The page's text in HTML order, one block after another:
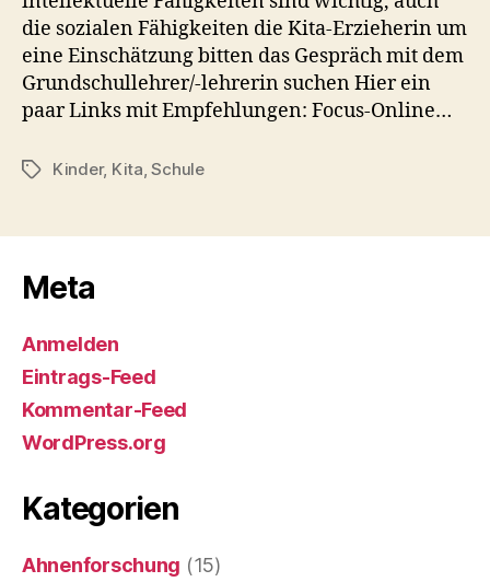
die sozialen Fähigkeiten die Kita-Erzieherin um
eine Einschätzung bitten das Gespräch mit dem
Grundschullehrer/-lehrerin suchen Hier ein
paar Links mit Empfehlungen: Focus-Online…
Schlagwörter
Kinder, Kita,Schule
Meta
Anmelden
Eintrags-Feed
Kommentar-Feed
WordPress.org
Kategorien
Ahnenforschung (15)